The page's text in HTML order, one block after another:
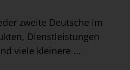
zweite Deutsche im
Dienstleistungen
viele kleinere ...